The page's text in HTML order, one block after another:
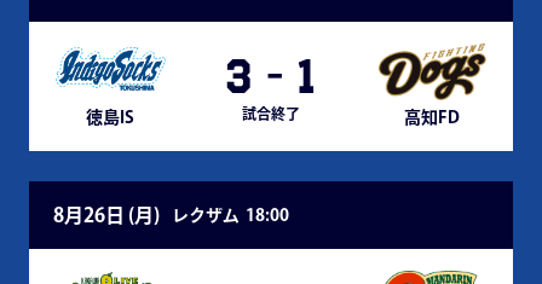
徳島IS
3 - 1
試合終了 高知FD
8月26日 (月 ) レクザム 18:00